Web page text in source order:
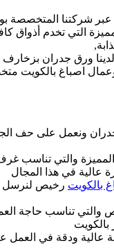
شركتنا المتخصصة
التي تخدم أذواق
ورق جدران
اصباغ بالكويت
ونعمل على حف
المميزة والتي
عالية في هذا المجال
بالكويت رخيص لنرسل
تناسب حاجة
بالكويت
عالية ودقة في العمل